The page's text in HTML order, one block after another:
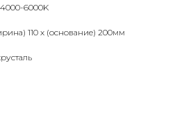
6000K
110 х (основание) 200мм